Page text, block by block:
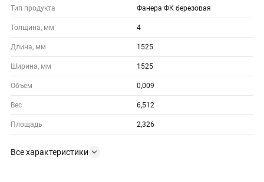
Тип продукта Фанера ФК березовая
Толщина, мм 4
Длина, мм 1525
Ширина, мм 1525
Объем 0,009
Вес 6,512
Площадь 2,326
Все характеристики